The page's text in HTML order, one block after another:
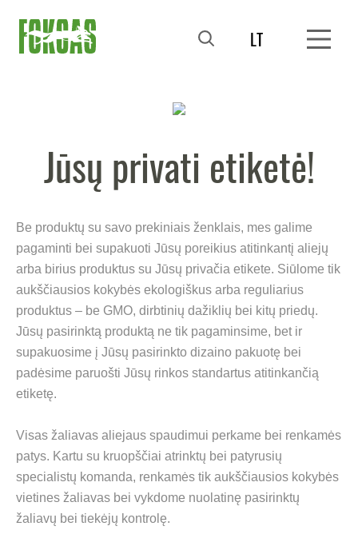
LT
Jūsų privati etiketė!
Be produktų su savo prekiniais ženklais, mes galime
pagaminti bei supakuoti Jūsų poreikius atitinkantį aliejų
arba birius produktus su Jūsų privačia etikete. Siūlome tik
aukščiausios kokybės ekologiškus arba reguliarius
produktus – be GMO, dirbtinių dažiklių bei kitų priedų.
Jūsų pasirinktą produktą ne tik pagaminsime, bet ir
supakuosime į Jūsų pasirinkto dizaino pakuotę bei
padėsime paruošti Jūsų rinkos standartus atitinkančią
etiketę.
Visas žaliavas aliejaus spaudimui perkame bei renkamės
patys. Kartu su kruopščiai atrinktų bei patyrusių
specialistų komanda, renkamės tik aukščiausios kokybės
vietines žaliavas bei vykdome nuolatinę pasirinktų
žaliavų bei tiekėjų kontrolę.